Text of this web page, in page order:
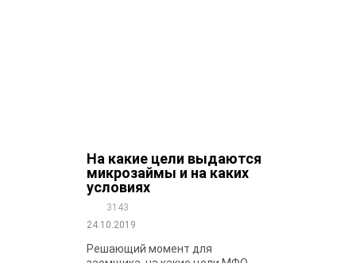
На какие цели выдаются
микрозаймы и на каких
условиях
3143
24.10.2019
Решающий момент для